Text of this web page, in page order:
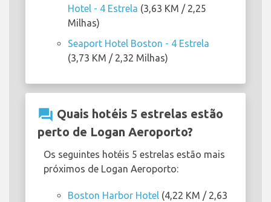
Hotel - 4 Estrela (3,63 KM / 2,25
Milhas)
Seaport Hotel Boston - 4 Estrela
(3,73 KM / 2,32 Milhas)
question_answer Quais hotéis 5 estrelas estão
perto de Logan Aeroporto?
Os seguintes hotéis 5 estrelas estão mais
próximos de Logan Aeroporto:
Boston Harbor Hotel (4,22 KM / 2,63